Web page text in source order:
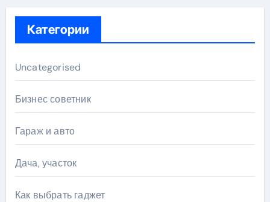
Категории
Uncategorised
Бизнес советник
Гараж и авто
Дача, участок
Как выбрать гаджет